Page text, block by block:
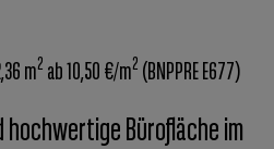
m2 ab 10,50 €/m2 (BNPPRE E677)
hochwertige Bürofläche im